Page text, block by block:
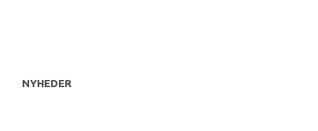
NYHEDER